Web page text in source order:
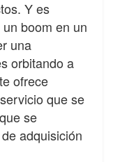
Y es
boom en un
una
orbitando a
ofrece
que se
se
adquisición